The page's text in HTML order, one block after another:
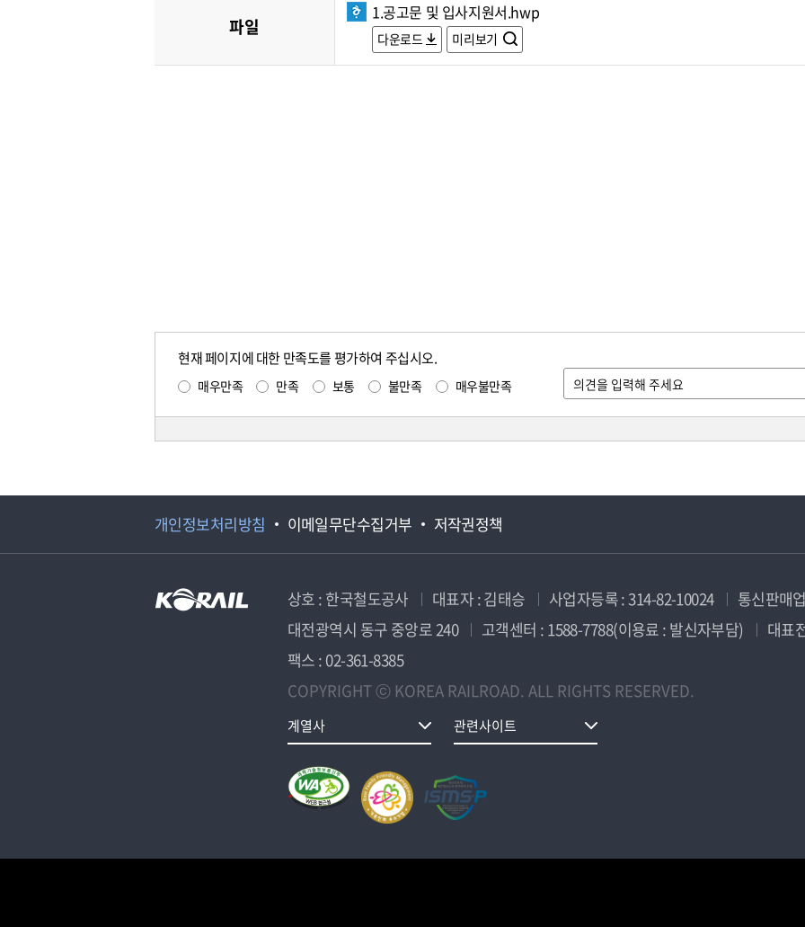
파일
1.공고문 및 입사지원서.hwp
다운로드 미리보기
현재 페이지에 대한 만족도를 평가하여 주십시오.
매우만족 만족 보통 불만족 매우불만족
개인정보처리방침 이메일무단수집거부 저작권정책
상호 : 한국철도공사 대표자 : 김태승 사업자등록 : 314-82-10024
통신판매
대전광역시 동구 중앙로 240
고객센터 : 1588-7788(이용료 : 발신자부담)
대표
팩스 : 02-361-8385
COPYRIGHT ⓒ KOREA RAILROAD. ALL RIGHTS RESERVED.
계열사 관련사이트